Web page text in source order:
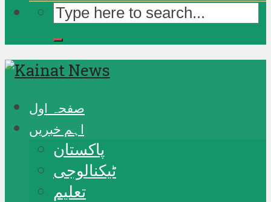
صفحہ اول
اہم خبریں
پاکستان
ٹیکنالوجی
تعلیم